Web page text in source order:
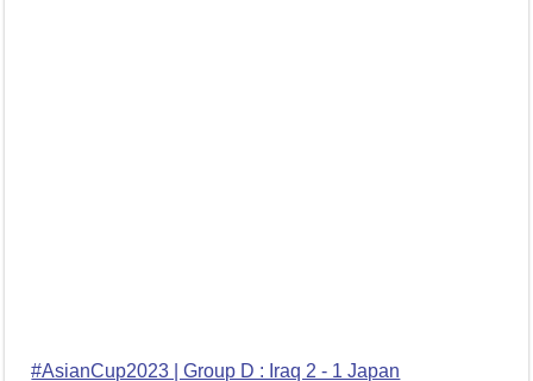
#AsianCup2023 | Group D : Iraq 2 - 1 Japan